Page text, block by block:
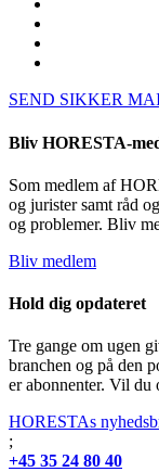
SEND SIKKER
Bliv HORESTA-
Som medlem af
og jurister samt råd
og problemer. Bliv
Bliv medlem
Hold dig opdateret
Tre gange om ugen
branchen og på den
er abonnenter. Vil du
HORESTAs
;
+45 35 24 80 40